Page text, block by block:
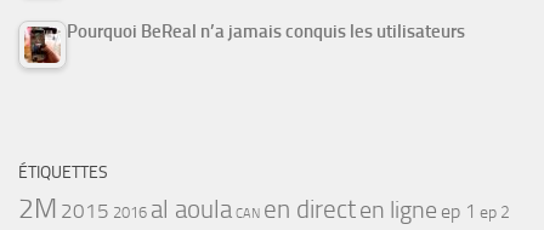
Pourquoi BeReal n’a jamais conquis les utilisateurs
ÉTIQUETTES
2M 2015 2016 al aoula CAN en directen ligne ep 1 ep 2